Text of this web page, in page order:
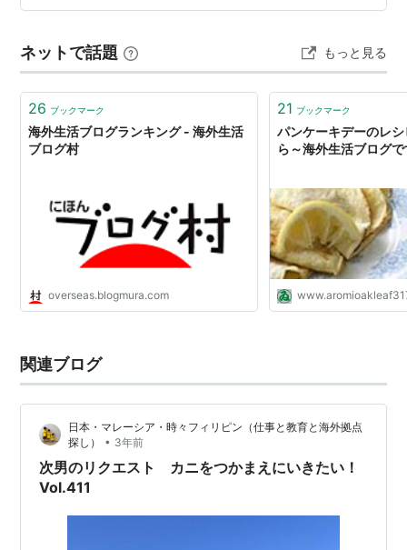
のリンゴの木があります。今年は暖かい夏のおかげで、
いですが、晩生のうちのリンゴも甘みが乗り美味しくな
りました。 たくさんのリンゴの多くは見た目的に悪かっ
たり、ちょっと傷があったり。また、鳥や鹿に…
ネットで話題 もっと見る
26 ブックマーク
海外生活ブログランキング - 海外生活
ブログ村
overseas.blogmura.com
21 ブックマーク
パンケーキデーのレ
ら～海外生活ブログ
関連ブログ
日本・マレーシア・時々フィリピン（仕事と教育と海外拠点
探し）
• 3年前
次男のリクエスト カニをつかまえにいきたい！
Vol.411